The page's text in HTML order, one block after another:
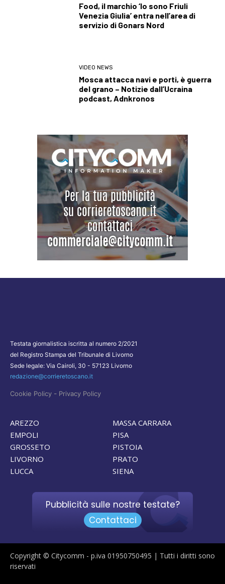
Food, il marchio ‘Io sono Friuli
Venezia Giulia’ entra nell’area di
servizio di Gonars Nord
VIDEO NEWS
Mosca attacca navi e porti, è guerra
del grano – Notizie dall’Ucraina
podcast, Adnkronos
Testata giornalistica iscritta al numero 2/2021
del Registro Stampa del Tribunale di Livorno
Sede legale: Via Cairoli, 30 - 57123 Livorno
redazione@corrieretoscano.it
Cookie Policy - Privacy Policy
AREZZO
EMPOLI
GROSSETO
LIVORNO
LUCCA
MASSA CARRARA
PISA
PISTOIA
PRATO
SIENA
Pubblicità sulle nostre testate?
Contattaci
Copyright © Citycomm - p.iva 01950750495 | Tutti i diritti sono
riservati